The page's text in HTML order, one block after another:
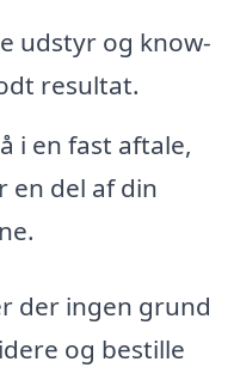
udstyr og know-
resultat.
i en fast aftale,
en del af din
der ingen grund
og bestille